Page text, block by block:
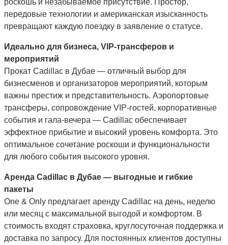
передовые технологии и американская изысканность
превращают каждую поездку в заявление о статусе.
Идеально для бизнеса, VIP-трансферов и
мероприятий
Прокат Cadillac в Дубае — отличный выбор для
бизнесменов и организаторов мероприятий, которым
важны престиж и представительность. Аэропортовые
трансферы, сопровождение VIP-гостей, корпоративные
события и гала-вечера — Cadillac обеспечивает
эффектное прибытие и высокий уровень комфорта. Это
оптимальное сочетание роскоши и функциональности
для любого события высокого уровня.
Аренда Cadillac в Дубае — выгодные и гибкие
пакеты
One & Only предлагает аренду Cadillac на день, неделю
или месяц с максимальной выгодой и комфортом. В
стоимость входят страховка, круглосуточная поддержка и
доставка по запросу. Для постоянных клиентов доступны